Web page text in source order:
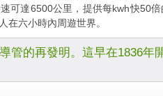
可達6500公里，提供每kwh快50
在六小時內周遊世界。
管的再發明。這早在1836年